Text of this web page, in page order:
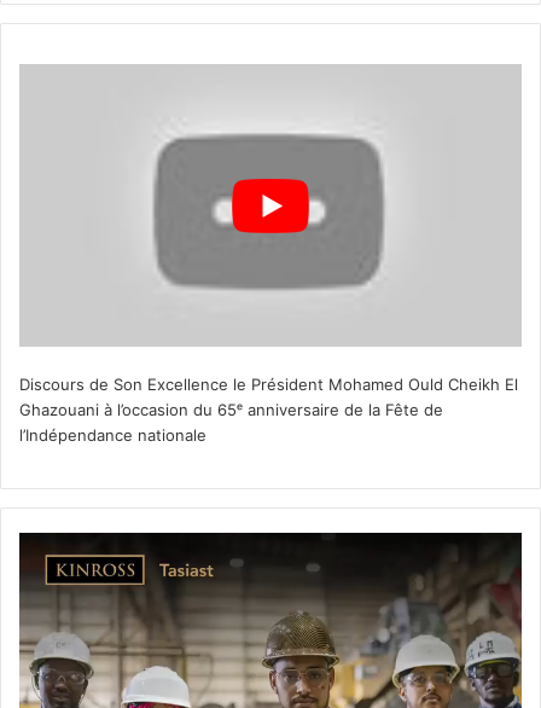
Discours de Son Excellence le Président Mohamed Ould Cheikh El
Ghazouani à l’occasion du 65ᵉ anniversaire de la Fête de
l’Indépendance nationale